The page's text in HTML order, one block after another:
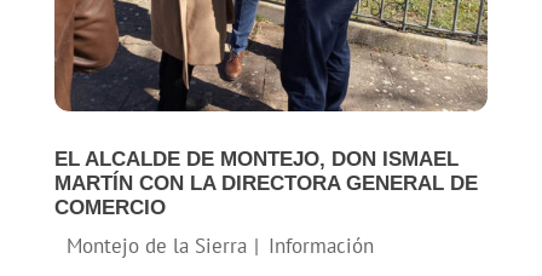
EL ALCALDE DE MONTEJO, DON ISMAEL
MARTÍN CON LA DIRECTORA GENERAL DE
COMERCIO